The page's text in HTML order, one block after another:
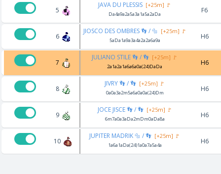
5
JAVA DU PLESSIS [+25m] 🚩
Da4a9a2a5a3a1a5a2aDa F6
6
JIOSCO DES OMBRES 👣 / 🔩 [+25m] 🚩
5aDa1a9a3a4a2a2a6a9a H6
7
JULIANO STILE 👣 / 👣 [+25m] 🚩
2a1a2a1a6a6a0a(24)DaDa H6
8
JIVRY 👣 / 👣 [+25m] 🚩
0a0a3a2m5a6a0a0a(24)Dm H6
9
JOCE JISCE 👣 / 👣 [+25m] 🚩
6m7a0a3aDa2mDm0aDa8a H6
10
JUPITER MADRIK 🔩 / 👣 [+25m] 🚩
1a6a1aDa(24)1a0a7a5a4a H6